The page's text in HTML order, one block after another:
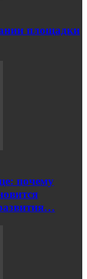
площадки
почему